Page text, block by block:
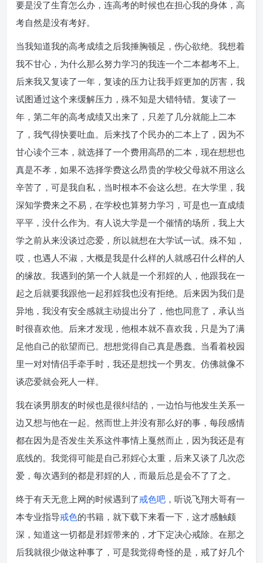
要是没了生育怎么办，连高考的时候也在担心我的身体，高
考自然是没有考好。
当我知道我的高考成绩之后我捶胸顿足，伤心欲绝。我想着
我不甘心，为什么那么努力学习的我连一个二本都考不上。
后来我又复读了一年，复读的压力让我手婬更加的厉害，我
试图通过这个来缓解压力，殊不知是大错特错。复读了一
年，第二年的高考成绩又出来了，只差了几分就能上二本
了，我气得快要吐血。后来找了个民办的二本上了，因为不
甘心读个三本，就选择了一个费用高昂的二本，现在想想也
真是不孝，如果不选择学费这么昂贵的学校父母就不用这么
辛苦了，可是我自私，当时根本不会这么想。在大学里，我
深知学费来之不易，在学校也算努力学习，可是也一直成绩
平平，没什么作为。有人说大学是一个催情的场所，我上大
学之前从来没谈过恋爱，所以就想在大学试一试。殊不知，
哎，也遇人不淑，大概是我是什么样的人就感召什么样的人
的缘故。我遇到的第一个人就是一个邪婬的人，他跟我在一
起之后就要我跟他一起邪婬我也没有拒绝。后来因为我们是
异地，我没有安全感就主动提出分了，他也同意了，承认当
时很喜欢他。后来才发现，他根本就不喜欢我，只是为了满
足他自己的欲望而已。想想觉得自己真是愚蠢。当看着校园
里一对对情侣手牵手时，我还是想找一个男友。仿佛就像不
谈恋爱就会死人一样。
我在谈男朋友的时候也是很纠结的，一边怕与他发生关系一
边又想与他在一起。然而世上并没有那么好的事，每段感情
都在因为是否发生关系这件事情上戛然而止，因为我还是有
底线的。我觉得可能是自己邪婬心太重，后来又谈了几次恋
爱，每次遇到的都是邪婬的人，而最后总是会不了了之。
终于有天无意上网的时候遇到了戒色吧 ，听说飞翔大哥有一
本专业指导戒色的书籍，就下载下来看一下，这才感触颇
深，知道这一切都是邪婬带来的，才下定决心戒除。在那之
后我就很少做这种事了，可是我觉得奇怪的是，戒了好几个